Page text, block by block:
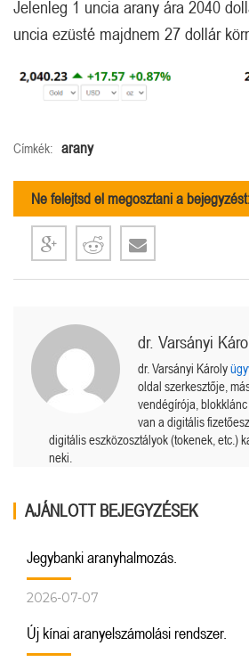
Jelenleg 1 uncia arany ára 2040
uncia ezüsté majdnem 27 dollár
Címkék: arany
Ne felejtsd el megosztani a
dr. Varsányi
dr. Varsányi Károly
oldal szerkesztője,
vendégírója,
van a digitális
digitális eszközosztályok (tokenek, etc.)
neki.
AJÁNLOTT BEJEGYZÉSEK
Jegybanki aranyhalmozás.
2026-07-07
Új kínai aranyelszámolási rendszer.